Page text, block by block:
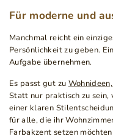
Für moderne und
Manchmal reicht ein
Persönlichkeit zu geben.
Aufgabe übernehmen.
Es passt gut zu
Statt nur praktisch zu
einer klaren
für alle, die ihr
Farbakzent setzen